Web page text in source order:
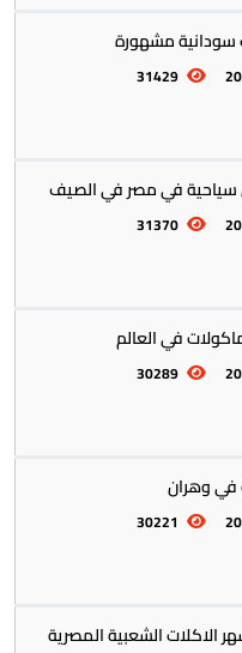
مشهورة
31429
في مصر في الصيف
31370
في العالم
30289
وهران
30221
الشعبية المصرية